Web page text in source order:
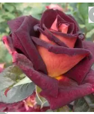
VENDAS
RELÂMPAGO
ATÉ
30%
DE
DESCONTO
NUMA